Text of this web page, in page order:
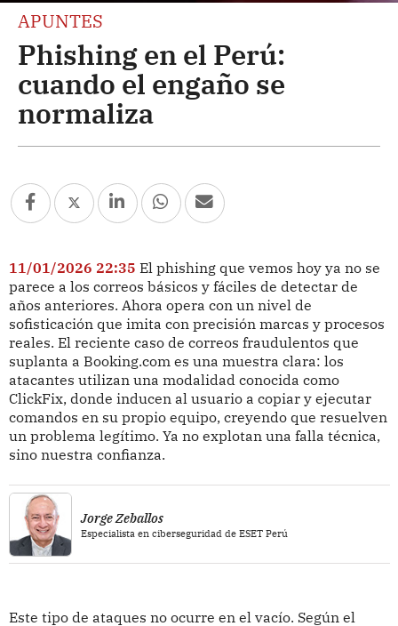
APUNTES
Phishing en el Perú:
cuando el engaño se
normaliza
11/01/2026 22:35 El phishing que vemos hoy ya no se
parece a los correos básicos y fáciles de detectar de
años anteriores. Ahora opera con un nivel de
sofisticación que imita con precisión marcas y procesos
reales. El reciente caso de correos fraudulentos que
suplanta a Booking.com es una muestra clara: los
atacantes utilizan una modalidad conocida como
ClickFix, donde inducen al usuario a copiar y ejecutar
comandos en su propio equipo, creyendo que resuelven
un problema legítimo. Ya no explotan una falla técnica,
sino nuestra confianza.
Jorge Zeballos
Especialista en ciberseguridad de ESET Perú
Este tipo de ataques no ocurre en el vacío. Según el